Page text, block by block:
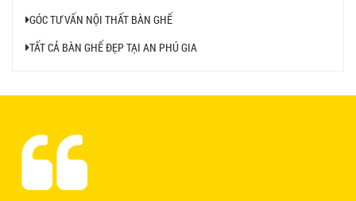
SỐ: X001
GÓC TƯ VẤN NỘI THẤT BÀN GHẾ
TẤT CẢ BÀN GHẾ ĐẸP TẠI AN PHÚ GIA